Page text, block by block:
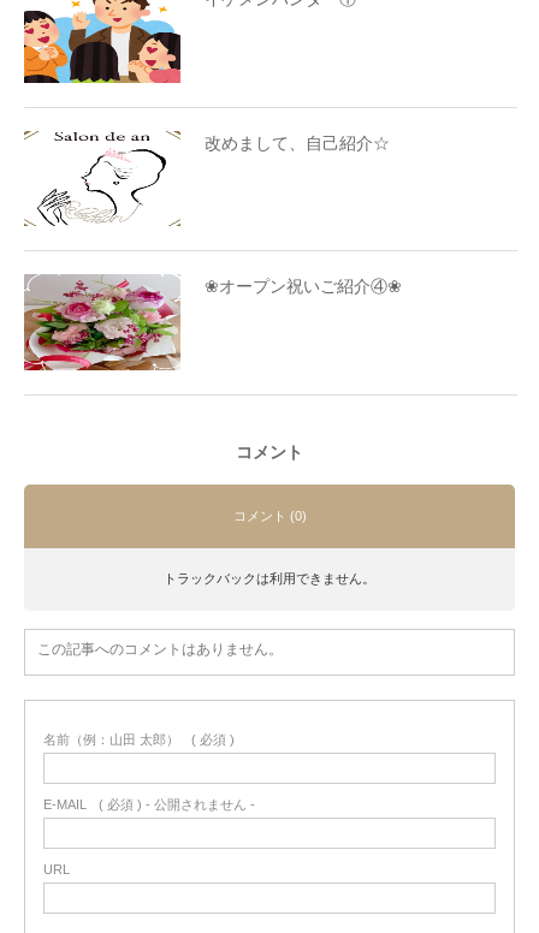
改めまして、自己紹介☆
❀オープン祝いご紹介④❀
コメント
コメント (0)
トラックバックは利用できません。
この記事へのコメントはありません。
名前（例：山田 太郎） ( 必須 )
E-MAIL ( 必須 ) - 公開されません -
URL